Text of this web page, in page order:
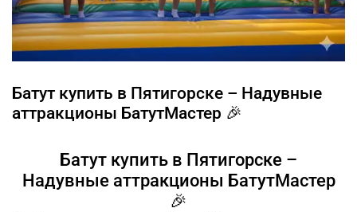
Батут купить в Пятигорске – Надувные
аттракционы БатутМастер 🎉
Батут купить в Пятигорске –
Надувные аттракционы БатутМастер
🎉